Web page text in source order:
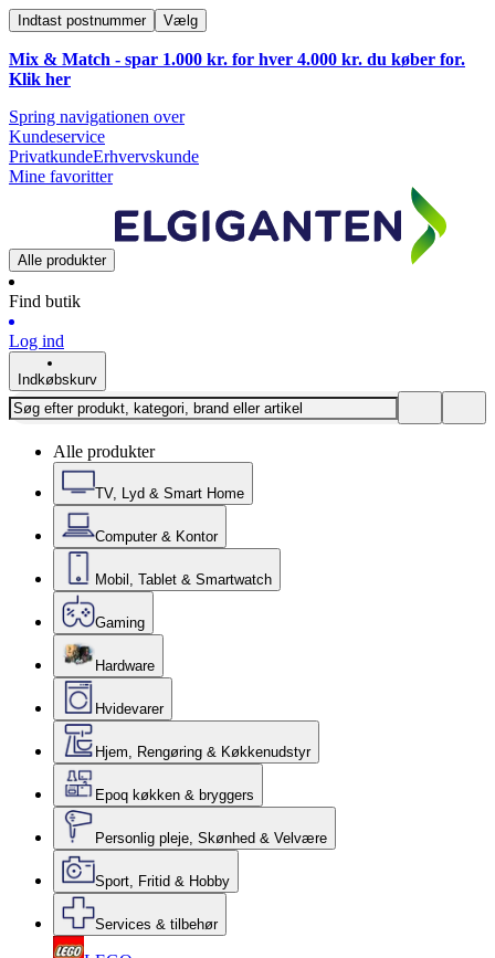
Indtast postnummer Vælg
Mix & Match - spar 1.000 kr. for hver 4.000 kr. du køber for.
Klik her
Spring navigationen over
Kundeservice
PrivatkundeErhvervskunde
Mine favoritter
Alle produkter
Find butik
Log ind
Indkøbskurv
Alle produkter
TV, Lyd & Smart Home
Computer & Kontor
Mobil, Tablet & Smartwatch
Gaming
Hardware
Hvidevarer
Hjem, Rengøring & Køkkenudstyr
Epoq køkken & bryggers
Personlig pleje, Skønhed & Velvære
Sport, Fritid & Hobby
Services & tilbehør